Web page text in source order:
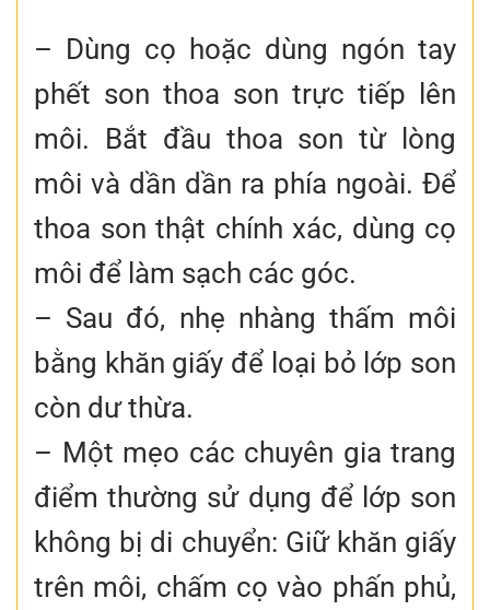
– Dùng cọ hoặc dùng ngón tay
phết son thoa son trực tiếp lên
môi. Bắt đầu thoa son từ lòng
môi và dần dần ra phía ngoài. Để
thoa son thật chính xác, dùng cọ
môi để làm sạch các góc.
– Sau đó, nhẹ nhàng thấm môi
bằng khăn giấy để loại bỏ lớp son
còn dư thừa.
– Một mẹo các chuyên gia trang
điểm thường sử dụng để lớp son
không bị di chuyển: Giữ khăn giấy
trên môi, chấm cọ vào phấn phủ,